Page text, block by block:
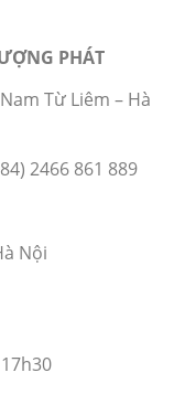
PHÁT
Từ Liêm – Hà
2466 861 889
Nội